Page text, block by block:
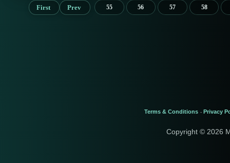
First Prev 55 56 57 58
Terms & Conditions - Privacy
Copyright © 2026